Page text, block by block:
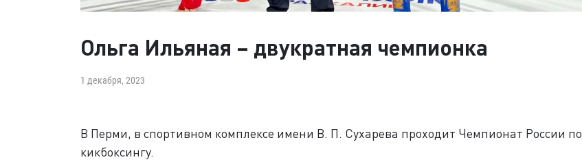
Ольга Ильяная – двукратная чемпионка
1 декабря, 2023
В Перми, в спортивном комплексе имени В. П. Сухарева проходит Чемпионат России по
кикбоксингу.